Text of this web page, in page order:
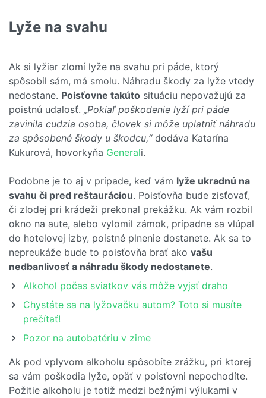
Lyže na svahu
Ak si lyžiar zlomí lyže na svahu pri páde, ktorý
spôsobil sám, má smolu. Náhradu škody za lyže vtedy
nedostane. Poisťovne takúto situáciu nepovažujú za
poistnú udalosť. „Pokiaľ poškodenie lyží pri páde
zavinila cudzia osoba, človek si môže uplatniť náhradu
za spôsobené škody u škodcu,“dodáva Katarína
Kukurová, hovorkyňa Generali.
Podobne je to aj v prípade, keď vám lyže ukradnú na
svahu či pred reštauráciou. Poisťovňa bude zisťovať,
či zlodej pri krádeži prekonal prekážku. Ak vám rozbil
okno na aute, alebo vylomil zámok, prípadne sa vlúpal
do hotelovej izby, poistné plnenie dostanete. Ak sa to
nepreukáže bude to poisťovňa brať ako vašu
nedbanlivosť a náhradu škody nedostanete.
Alkohol počas sviatkov vás môže vyjsť draho
Chystáte sa na lyžovačku autom? Toto si musíte
prečítať!
Pozor na autobatériu v zime
Ak pod vplyvom alkoholu spôsobíte zrážku, pri ktorej
sa vám poškodia lyže, opäť v poisťovni nepochodíte.
Požitie alkoholu je totiž medzi bežnými výlukami v